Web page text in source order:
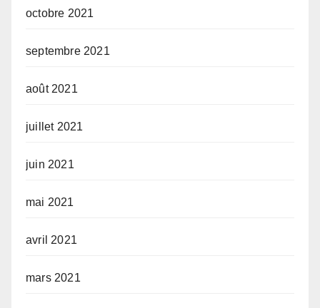
octobre 2021
septembre 2021
août 2021
juillet 2021
juin 2021
mai 2021
avril 2021
mars 2021